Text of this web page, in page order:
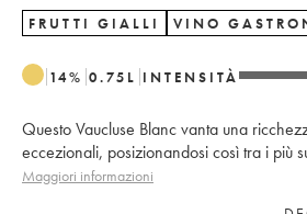
FRUTTI GIALLI VINO
14% 0.75 L INTENSITÀ
Questo Vaucluse Blanc vanta una
eccezionali, posizionandosi così tra i più
Maggiori informazioni